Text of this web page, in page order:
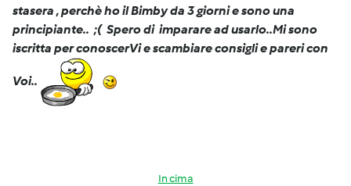
stasera , perchè ho il Bimby da 3 giorni e sono una
principiante.. ;( Spero di imparare ad usarlo..Mi sono
iscritta per conoscerVi e scambiare consigli e pareri con
Voi..
In cima